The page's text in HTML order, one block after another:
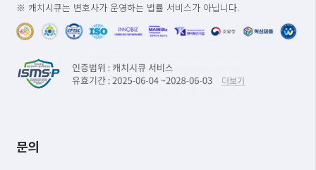
※ 캐치시큐는 변호사가 운영하는 법률 서비스가 아닙니다.
문의